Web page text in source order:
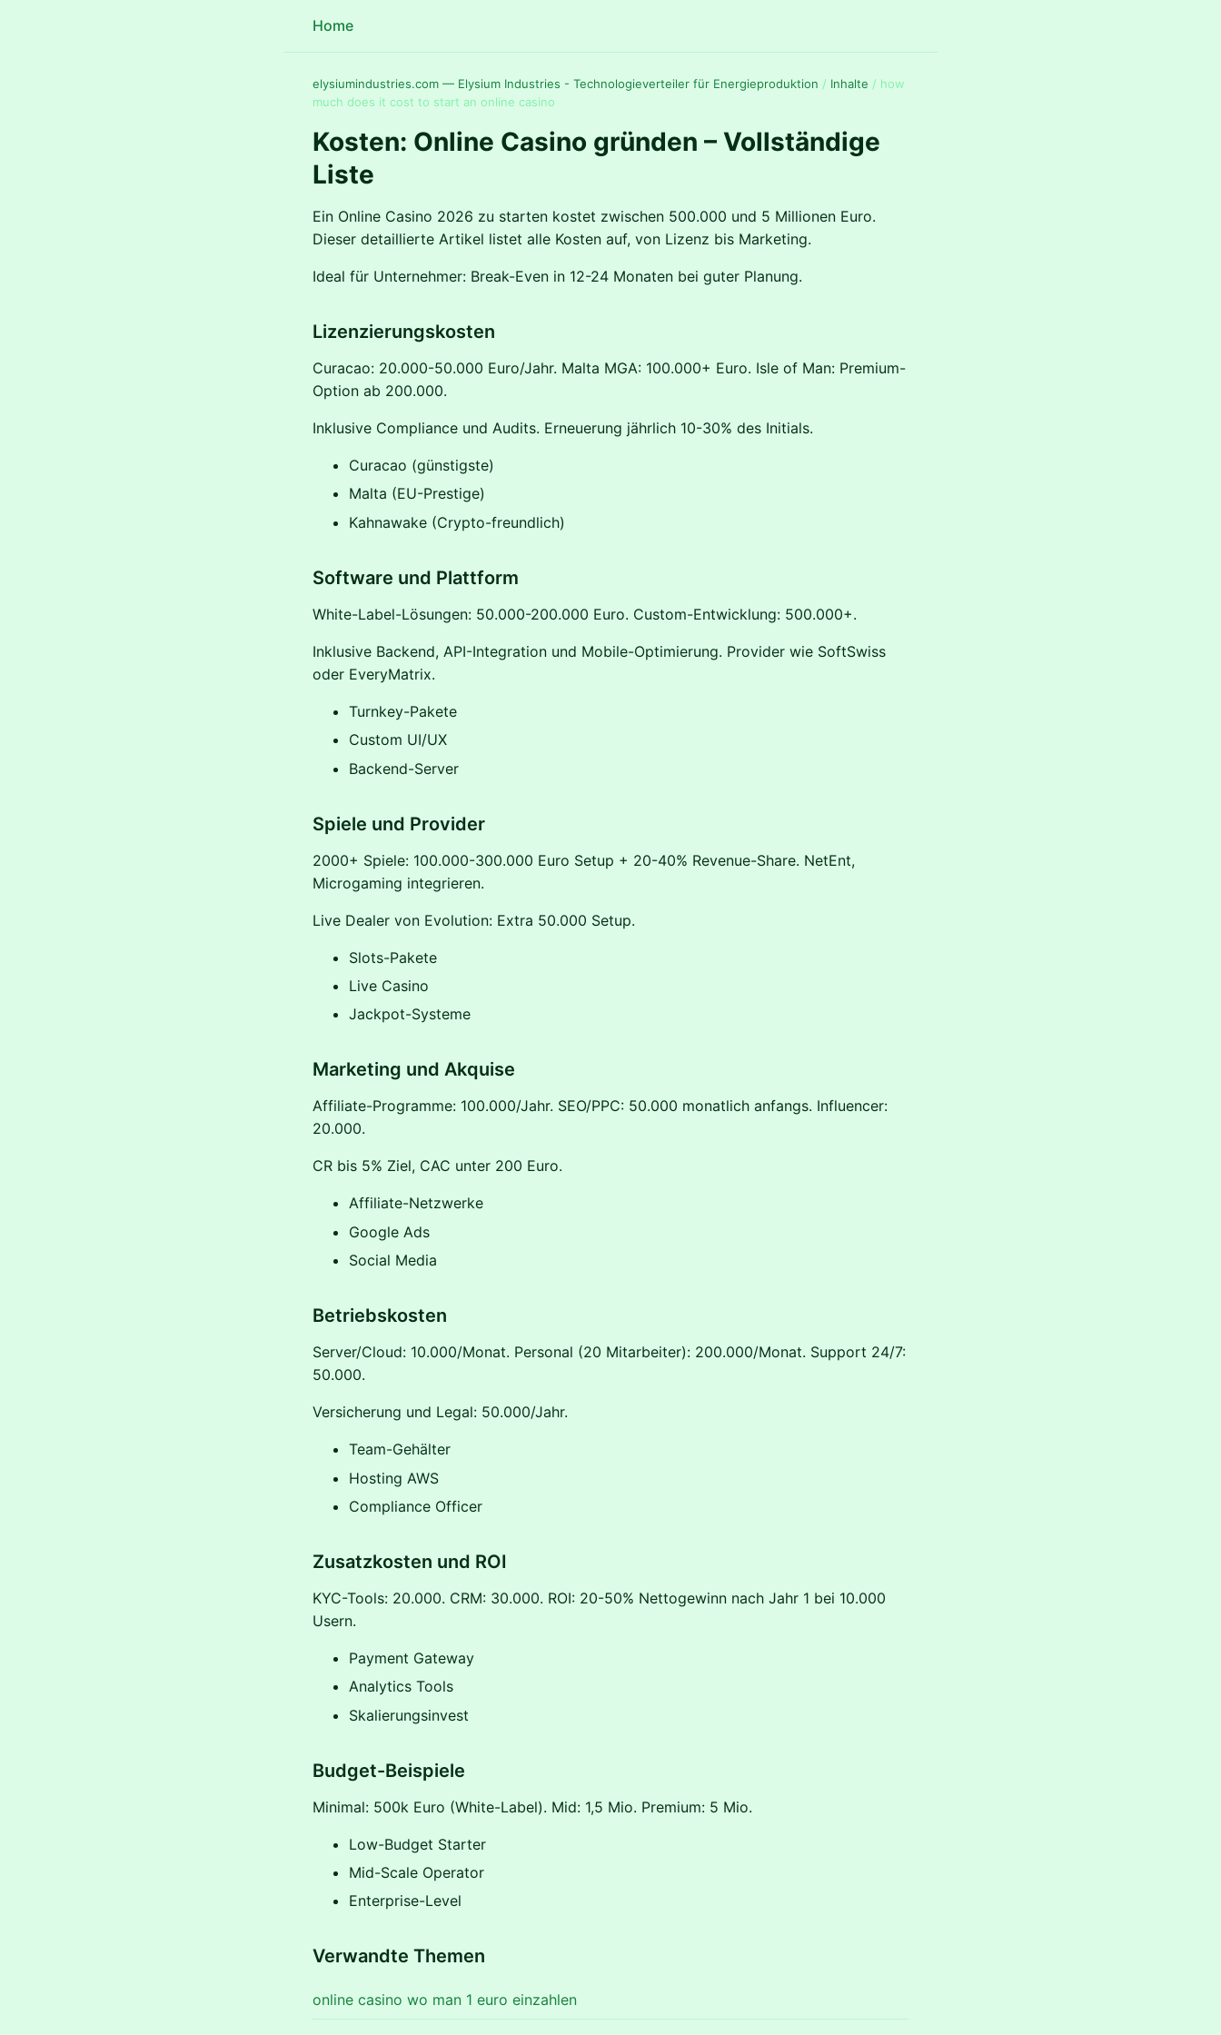
Home
elysiumindustries.com — Elysium Industries - Technologieverteiler für Energieproduktion / Inhalte / how
much does it cost to start an online casino
Kosten: Online Casino gründen – Vollständige
Liste
Ein Online Casino 2026 zu starten kostet zwischen 500.000 und 5 Millionen Euro.
Dieser detaillierte Artikel listet alle Kosten auf, von Lizenz bis Marketing.
Ideal für Unternehmer: Break-Even in 12-24 Monaten bei guter Planung.
Lizenzierungskosten
Curacao: 20.000-50.000 Euro/Jahr. Malta MGA: 100.000+ Euro. Isle of Man: Premium-
Option ab 200.000.
Inklusive Compliance und Audits. Erneuerung jährlich 10-30% des Initials.
Curacao (günstigste)
Malta (EU-Prestige)
Kahnawake (Crypto-freundlich)
Software und Plattform
White-Label-Lösungen: 50.000-200.000 Euro. Custom-Entwicklung: 500.000+.
Inklusive Backend, API-Integration und Mobile-Optimierung. Provider wie SoftSwiss
oder EveryMatrix.
Turnkey-Pakete
Custom UI/UX
Backend-Server
Spiele und Provider
2000+ Spiele: 100.000-300.000 Euro Setup + 20-40% Revenue-Share. NetEnt,
Microgaming integrieren.
Live Dealer von Evolution: Extra 50.000 Setup.
Slots-Pakete
Live Casino
Jackpot-Systeme
Marketing und Akquise
Affiliate-Programme: 100.000/Jahr. SEO/PPC: 50.000 monatlich anfangs. Influencer:
20.000.
CR bis 5% Ziel, CAC unter 200 Euro.
Affiliate-Netzwerke
Google Ads
Social Media
Betriebskosten
Server/Cloud: 10.000/Monat. Personal (20 Mitarbeiter): 200.000/Monat. Support 24/7:
50.000.
Versicherung und Legal: 50.000/Jahr.
Team-Gehälter
Hosting AWS
Compliance Officer
Zusatzkosten und ROI
KYC-Tools: 20.000. CRM: 30.000. ROI: 20-50% Nettogewinn nach Jahr 1 bei 10.000
Usern.
Payment Gateway
Analytics Tools
Skalierungsinvest
Budget-Beispiele
Minimal: 500k Euro (White-Label). Mid: 1,5 Mio. Premium: 5 Mio.
Low-Budget Starter
Mid-Scale Operator
Enterprise-Level
Verwandte Themen
online casino wo man 1 euro einzahlen